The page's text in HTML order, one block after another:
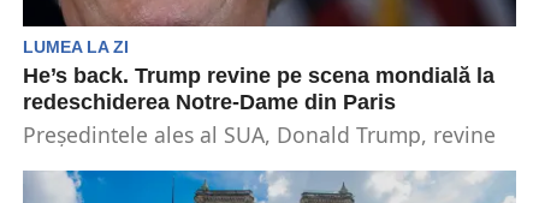
LUMEA LA ZI
He’s back. Trump revine pe scena mondială la
redeschiderea Notre-Dame din Paris
Președintele ales al SUA, Donald Trump, revine
liderilor...